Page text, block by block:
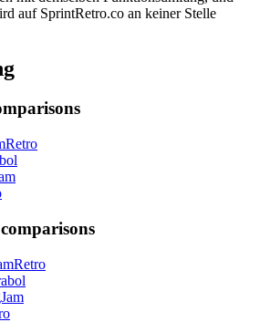
auf SprintRetro.co an keiner Stelle